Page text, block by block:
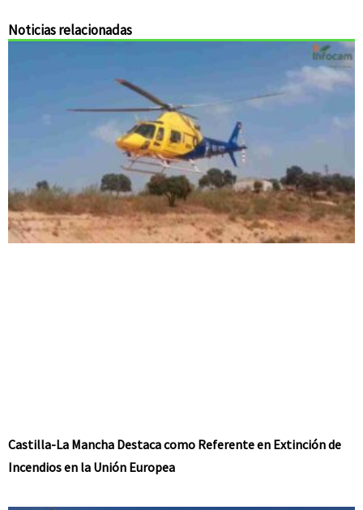
Noticias relacionadas
Castilla-La Mancha Destaca como Referente en Extinción de
Incendios en la Unión Europea